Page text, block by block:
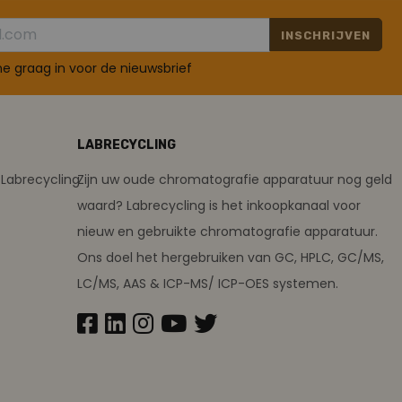
INSCHRIJVEN
graag in voor de nieuwsbrief
LABRECYCLING
Zijn uw oude chromatografie apparatuur nog geld
waard? Labrecycling is het inkoopkanaal voor
nieuw en gebruikte chromatografie apparatuur.
Ons doel het hergebruiken van GC, HPLC, GC/MS,
LC/MS, AAS & ICP-MS/ ICP-OES systemen.